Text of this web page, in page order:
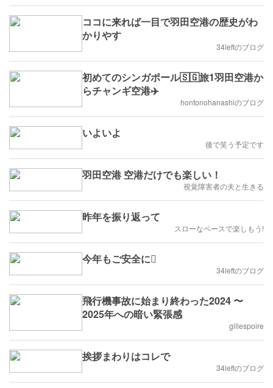
ココに来れば一目で羽田空港の歴史がわ
かりやす
34leftのブログ
初めてのシンガポール🇸🇬旅1羽田空港か
らチャンギ空港✈️
hontonohanashiのブログ
いよいよ
後で笑う予定です
羽田空港 空港だけでも楽しい！
視覚障害者の夫と生きる
昨年を振り返って
スローなペースで楽しもう!
今年もご安全に
34leftのブログ
飛行機事故に始まり終わった2024 〜
2025年への暗い緊張感
gillespoire
挨拶まわりはコレで
34leftのブログ